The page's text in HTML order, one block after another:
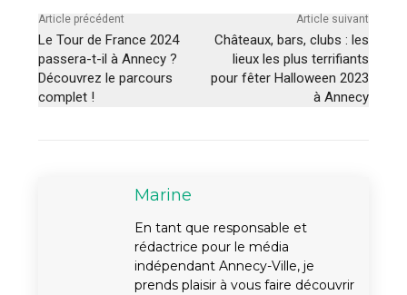
Article précédent
Le Tour de France 2024
passera-t-il à Annecy ?
Découvrez le parcours
complet !
Article suivant
Châteaux, bars, clubs : les
lieux les plus terrifiants
pour fêter Halloween 2023
à Annecy
Marine
En tant que responsable et
rédactrice pour le média
indépendant Annecy-Ville, je
prends plaisir à vous faire découvrir